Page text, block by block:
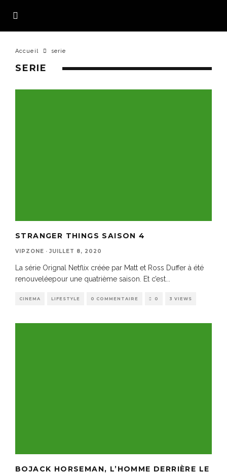
Accueil serie
SERIE
STRANGER THINGS SAISON 4
VIPZONE · JUILLET 8, 2020
La série Orignal Netflix créée par Matt et Ross Duffer à été
renouveléepour une quatrième saison. Et c’est
CINEMA LIFESTYLE 0 COMMENTAIRE 0 3 VIEWS
BOJACK HORSEMAN, L’HOMME DERRIÈRE LE